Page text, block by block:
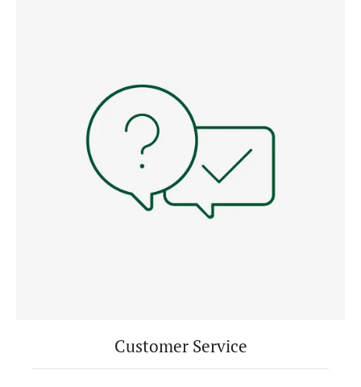
Customer Service